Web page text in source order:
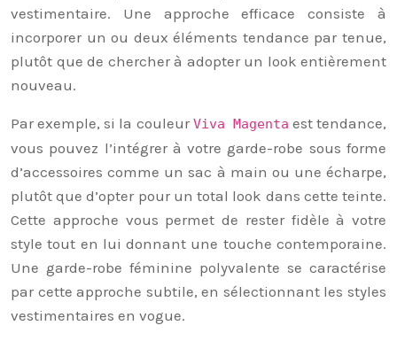
vestimentaire. Une approche efficace consiste à
incorporer un ou deux éléments tendance par tenue,
plutôt que de chercher à adopter un look entièrement
nouveau.
Par exemple, si la couleur Viva Magenta est tendance,
vous pouvez l’intégrer à votre garde-robe sous forme
d’accessoires comme un sac à main ou une écharpe,
plutôt que d’opter pour un total look dans cette teinte.
Cette approche vous permet de rester fidèle à votre
style tout en lui donnant une touche contemporaine.
Une garde-robe féminine polyvalente se caractérise
par cette approche subtile, en sélectionnant les styles
vestimentaires en vogue.